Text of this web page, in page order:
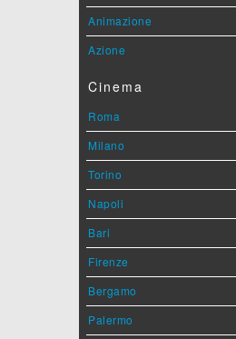
Animazione
Azione
Cinema
Roma
Milano
Torino
Napoli
Bari
Firenze
Bergamo
Palermo